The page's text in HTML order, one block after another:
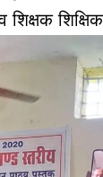
शिक्षक